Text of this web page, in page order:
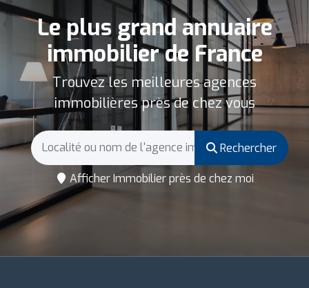
Le plus grand annuaire
immobilier de France
Trouvez les meilleures agences
immobilières près de chez vous
Rechercher
Afficher Immobilier près de chez moi